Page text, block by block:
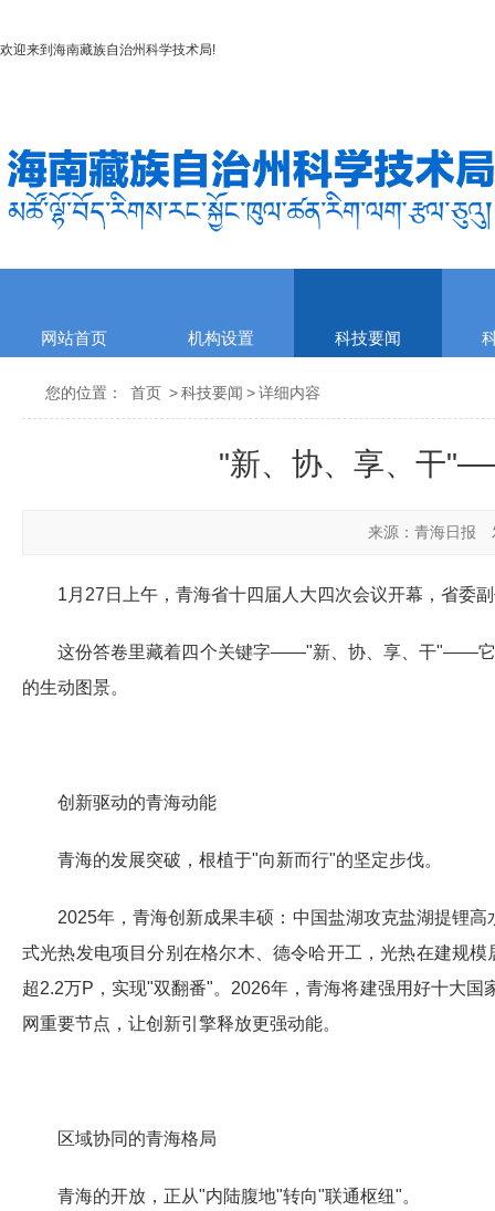
欢迎来到 海南藏族自治州科学技术局!
网站首页 机构设置 科技要闻
您的位置： 首页 >科技要闻 >详细内容
"新、协、享、干
来源：青海日报
1月27日上午，青海省十四届人大四次会议开幕，省委
这份答卷里藏着四个关键字——"新、协、享、干"——
的生动图景。
创新驱动的青海动能
青海的发展突破，根植于"向新而行"的坚定步伐。
2025年，青海创新成果丰硕：中国盐湖攻克盐湖提锂
式光热发电项目分别在格尔木、德令哈开工，光热在建规
超2.2万P，实现"双翻番"。2026年，青海将建强用好十大
网重要节点，让创新引擎释放更强动能。
区域协同的青海格局
青海的开放，正从"内陆腹地"转向"联通枢纽"。